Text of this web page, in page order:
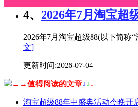
4、 2026年7月淘宝超
2026年7月淘宝超级88(以下简
文]
更新时间:2026-07-04
→→值得阅读的文章↓ ↓ ↓
淘宝超级88年中盛典活动今晚开